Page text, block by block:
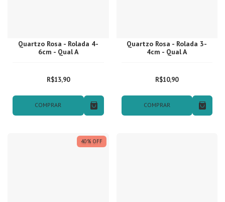
Quartzo Rosa - Rolada 4-
6cm - Qual A
R$13,90
COMPRAR
Quartzo Rosa - Rolada 3-
4cm - Qual A
R$10,90
COMPRAR
40% OFF